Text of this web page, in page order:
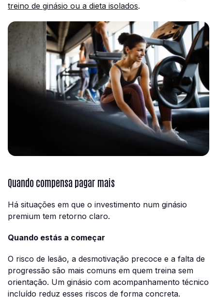
treino de ginásio ou a dieta isolados.
Quando compensa pagar mais
Há situações em que o investimento num ginásio
premium tem retorno claro.
Quando estás a começar
O risco de lesão, a desmotivação precoce e a falta de
progressão são mais comuns em quem treina sem
orientação. Um ginásio com acompanhamento técnico
incluído reduz esses riscos de forma concreta.